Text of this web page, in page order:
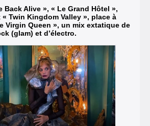
Back Alive », « Le Grand Hôtel »,
« Twin Kingdom Valley », place à
Virgin Queen », un mix extatique de
(glam) et d’électro.